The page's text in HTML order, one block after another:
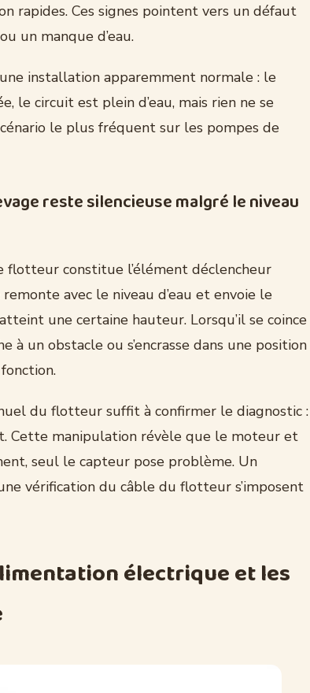
rapides. Ces signes pointent vers un défaut
un manque d’eau.
installation apparemment normale : le
le circuit est plein d’eau, mais rien ne se
le plus fréquent sur les pompes de
reste silencieuse malgré le niveau
constitue l’élément déclencheur
avec le niveau d’eau et envoie le
une certaine hauteur. Lorsqu’il se coince
à un obstacle ou s’encrasse dans une position
du flotteur suffit à confirmer le diagnostic :
Cette manipulation révèle que le moteur et
seul le capteur pose problème. Un
vérification du câble du flotteur s’imposent
électrique et les